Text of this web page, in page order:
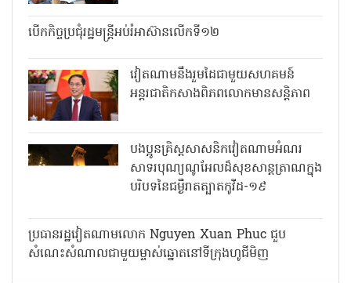
បើកកិច្ចប្រជុំរដ្ឋមន្ត្រីអប់រំអាស៊ានលើកទី១២
អន្តរជាតិកសាងពិភពលោកមានសន្តិភាព
បងប្អូនគ្រិស្តសាសនិកវៀតណាមអំណរ
បរិបទនៃជម្ងឺរាតត្បាតកូវីដ-១៩